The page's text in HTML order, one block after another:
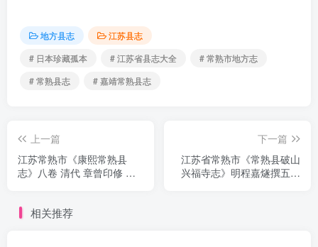
地方县志
江苏县志
# 日本珍藏孤本
# 江苏省县志大全
# 常熟市地方志
# 常熟县志
# 嘉靖常熟县志
上一篇
江苏常熟市《康熙常熟县
志》八卷 清代 章曾印修 曾
下一篇
江苏省常熟市《常熟县破山
兴福寺志》明程嘉燧撰五卷
相关推荐